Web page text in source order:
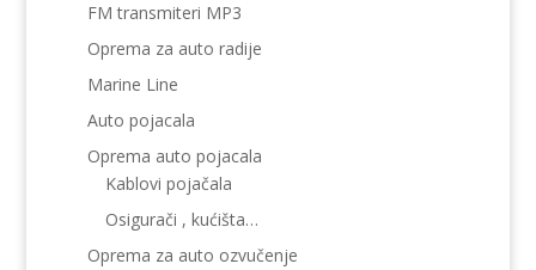
FM transmiteri MP3
Oprema za auto radije
Marine Line
Auto pojacala
Oprema auto pojacala
Kablovi pojačala
Osigurači , kućišta…
Oprema za auto ozvučenje